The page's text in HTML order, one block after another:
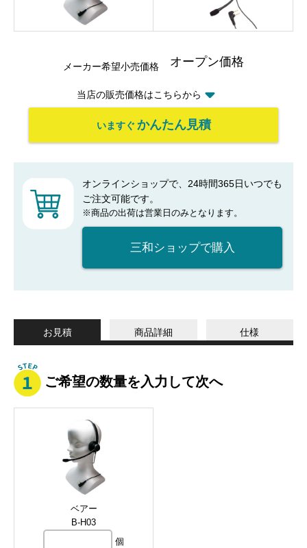
メーカー希望小売価格 オープン価格
当店の販売価格はこちらから
いますぐ かんたん見積
オンラインショップで、24時間365日いつでも
ご注文可能です。
※商品の出荷は営業日のみとなります。
三和ショップで購入
お見積 商品詳細 仕様
ご希望の数量を入力して次へ
ベアー
B-H03
個